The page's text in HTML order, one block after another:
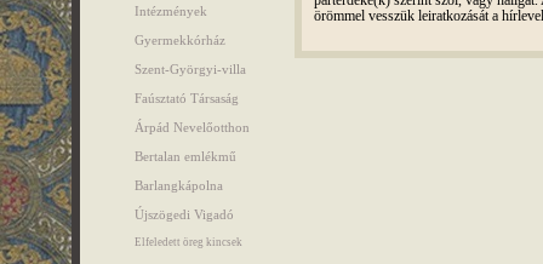
Intézmények
Gyermekkórház
Szent-Györgyi-villa
Faúsztató Társaság
Árpád Nevelőotthon
Bertalan emlékmű
Barlangkápolna
Újszögedi Vigadó
Elfeledett öreg kincsek
örömmel vesszük leiratkozását a